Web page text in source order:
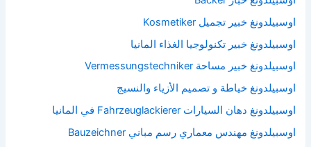
اوسبيلدونغ خبير تجميل Kosmetiker
اوسبيلدونغ خبير تكنولوجيا الغذاء المانيا
اوسبيلدونغ خبير مساحة Vermessungstechniker
اوسبيلدونغ خياطة و تصميم الأزياء والنسيج
اوسبيلدونغ دهان السيارات Fahrzeuglackierer في المانيا
اوسبيلدونغ مهندس معماري رسم مباني Bauzeichner